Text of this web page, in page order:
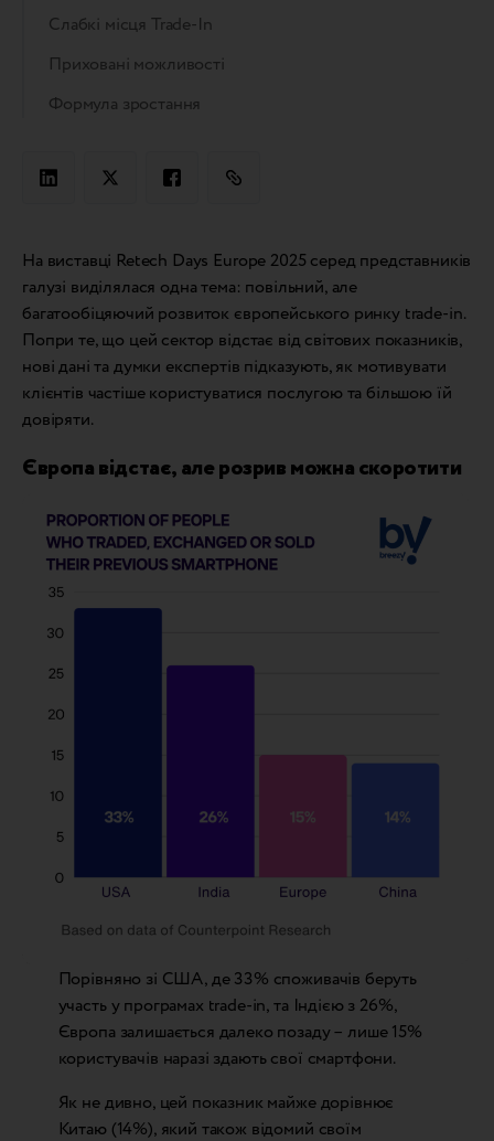
Слабкі місця Trade-In
Приховані можливості
Формула зростання
На виставці Retech Days Europe 2025 серед представників
галузі виділялася одна тема: повільний, але
багатообіцяючий розвиток європейського ринку trade-in.
Попри те, що цей сектор відстає від світових показників,
нові дані та думки експертів підказують, як мотивувати
клієнтів частіше користуватися послугою та більшою їй
довіряти.
Європа відстає, але розрив можна скоротити
Порівняно зі США, де 33% споживачів беруть
участь у програмах trade-in, та Індією з 26%,
Європа залишається далеко позаду – лише 15%
користувачів наразі здають свої смартфони.
Як не дивно, цей показник майже дорівнює
Китаю (14%), який також відомий своїм